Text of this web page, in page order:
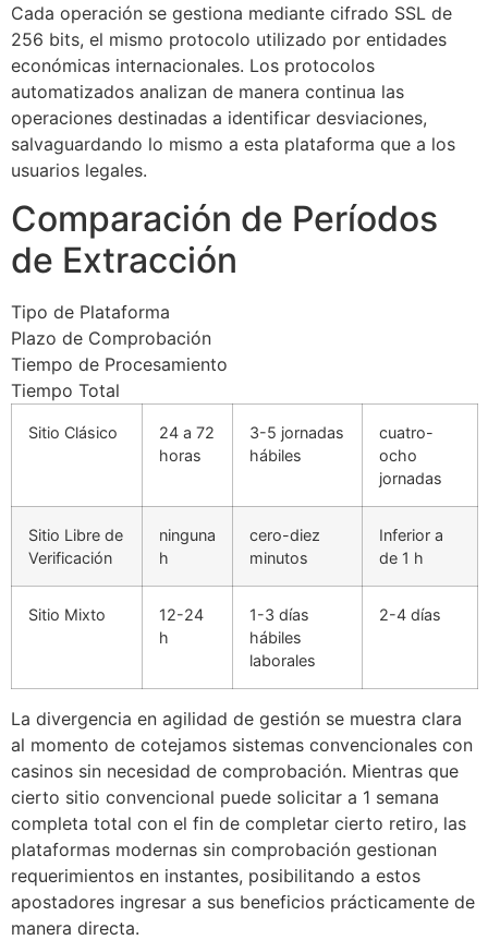
Cada operación se gestiona mediante cifrado SSL de
256 bits, el mismo protocolo utilizado por entidades
económicas internacionales. Los protocolos
automatizados analizan de manera continua las
operaciones destinadas a identificar desviaciones,
salvaguardando lo mismo a esta plataforma que a los
usuarios legales.
Comparación de Períodos
de Extracción
Tipo de Plataforma
Plazo de Comprobación
Tiempo de Procesamiento
Tiempo Total
Sitio Clásico
24 a 72
horas
3-5 jornadas
hábiles
cuatro-
ocho
jornadas
Sitio Libre de
Verificación
ninguna
h
cero-diez
minutos
Inferior a
de 1 h
Sitio Mixto
12-24
h
1-3 días
hábiles
laborales
2-4 días
La divergencia en agilidad de gestión se muestra clara
al momento de cotejamos sistemas convencionales con
casinos sin necesidad de comprobación. Mientras que
cierto sitio convencional puede solicitar a 1 semana
completa total con el fin de completar cierto retiro, las
plataformas modernas sin comprobación gestionan
requerimientos en instantes, posibilitando a estos
apostadores ingresar a sus beneficios prácticamente de
manera directa.